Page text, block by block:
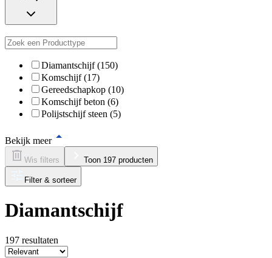
Diamantschijf (150)
Komschijf (17)
Gereedschapkop (10)
Komschijf beton (6)
Polijstschijf steen (5)
Bekijk meer
Wis filters Toon 197 producten
Filter & sorteer
Diamantschijf
197 resultaten